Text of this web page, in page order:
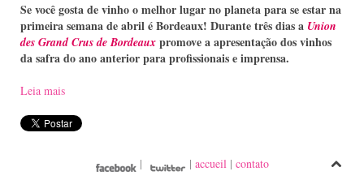
Se você gosta de vinho o melhor lugar no planeta para se estar na
primeira semana de abril é Bordeaux! Durante três dias a Union
des Grand Crus de Bordeaux promove a apresentação dos vinhos
da safra do ano anterior para profissionais e imprensa.
Leia mais
| | accueil| contato